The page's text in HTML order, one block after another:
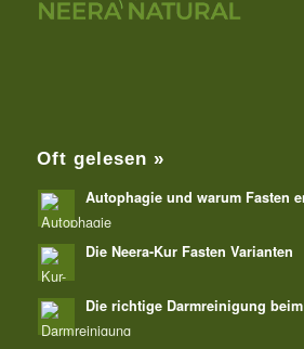
Oft gelesen »
Autophagie und warum Fasten
Die Neera-Kur Fasten Varianten
Die richtige Darmreinigung